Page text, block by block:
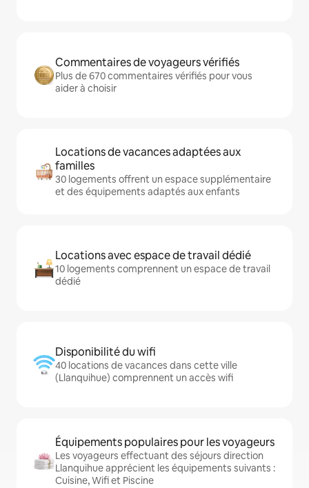
Commentaires de voyageurs vérifiés
Plus de 670 commentaires vérifiés pour vous
aider à choisir
Locations de vacances adaptées aux
familles
30 logements offrent un espace supplémentaire
et des équipements adaptés aux enfants
Locations avec espace de travail dédié
10 logements comprennent un espace de travail
dédié
Disponibilité du wifi
40 locations de vacances dans cette ville
(Llanquihue) comprennent un accès wifi
Équipements populaires pour les voyageurs
Les voyageurs effectuant des séjours direction
Llanquihue apprécient les équipements suivants :
Cuisine, Wifi et Piscine